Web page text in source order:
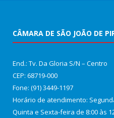
CÂMARA DE SÃO JOÃO DE
End.: Tv. Da Gloria S/N – Centro
CEP: 68719-000
Fone: (91) 3449-1197
Horário de atendimento:
Quinta e Sexta-feira de 8:00 às